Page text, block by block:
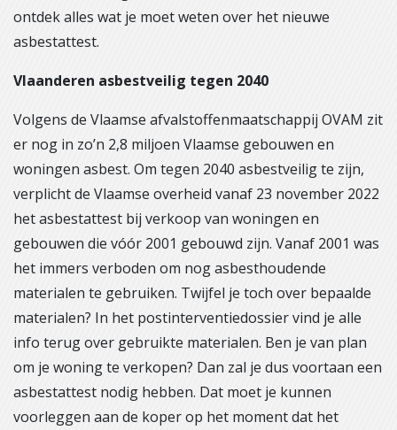
ontdek alles wat je moet weten over het nieuwe
asbestattest.
Vlaanderen asbestveilig tegen 2040
Volgens de Vlaamse afvalstoffenmaatschappij OVAM zit
er nog in zo’n 2,8 miljoen Vlaamse gebouwen en
woningen asbest. Om tegen 2040 asbestveilig te zijn,
verplicht de Vlaamse overheid vanaf 23 november 2022
het asbestattest bij verkoop van woningen en
gebouwen die vóór 2001 gebouwd zijn. Vanaf 2001 was
het immers verboden om nog asbesthoudende
materialen te gebruiken. Twijfel je toch over bepaalde
materialen? In het postinterventiedossier vind je alle
info terug over gebruikte materialen. Ben je van plan
om je woning te verkopen? Dan zal je dus voortaan een
asbestattest nodig hebben. Dat moet je kunnen
voorleggen aan de koper op het moment dat het